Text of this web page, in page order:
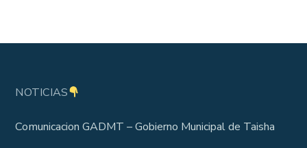
NOTICIAS
Comunicacion GADMT – Gobierno Municipal de Taisha